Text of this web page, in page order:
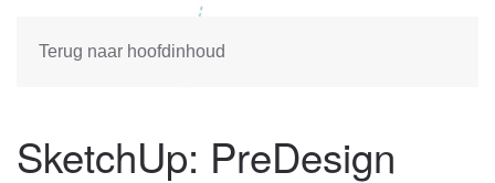
Terug naar hoofdinhoud
SketchUp: PreDesign